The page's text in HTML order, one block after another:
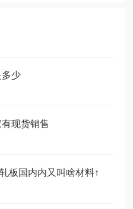
少
现货销售
板国内内又叫啥材料↑